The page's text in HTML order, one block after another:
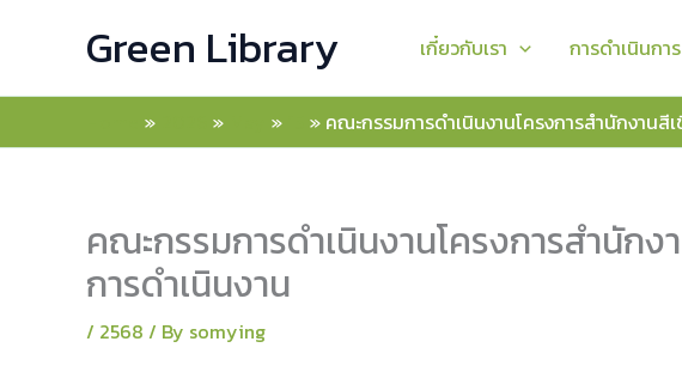
Green Library เกี๋ยวกับเรา การดำเนินการ
คณะกรรมการดำเนินงานโครงการสำนักงาน
คณะกรรมการดำเนินงานโครงการสำนัก
การดำเนินงาน
/ 2568 / By somying